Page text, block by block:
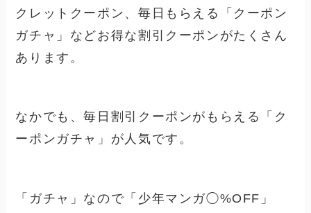
クレットクーポン、毎日もらえる「クーポン
ガチャ」などお得な割引クーポンがたくさん
あります。
なかでも、毎日割引クーポンがもらえる「ク
ーポンガチャ」が人気です。
「ガチャ」なので「少年マンガ◯%OFF」